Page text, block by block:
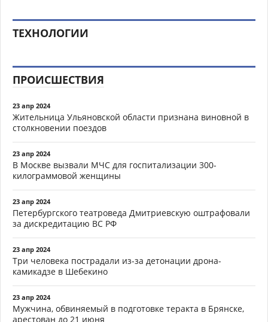
ТЕХНОЛОГИИ
ПРОИСШЕСТВИЯ
23 апр 2024
Жительница Ульяновской области признана виновной в
столкновении поездов
23 апр 2024
В Москве вызвали МЧС для госпитализации 300-
килограммовой женщины
23 апр 2024
Петербургского театроведа Дмитриевскую оштрафовали
за дискредитацию ВС РФ
23 апр 2024
Три человека пострадали из-за детонации дрона-
камикадзе в Шебекино
23 апр 2024
Мужчина, обвиняемый в подготовке теракта в Брянске,
арестован до 21 июня